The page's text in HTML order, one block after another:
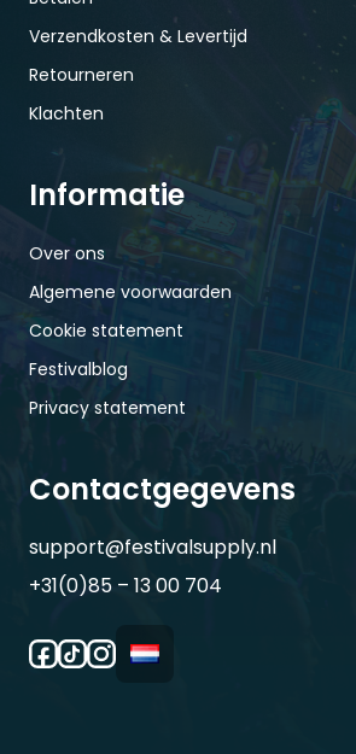
Verzendkosten & Levertijd
Retourneren
Klachten
Informatie
Over ons
Algemene voorwaarden
Cookie statement
Festivalblog
Privacy statement
Contactgegevens
support@festivalsupply.nl
+31(0)85 – 13 00 704